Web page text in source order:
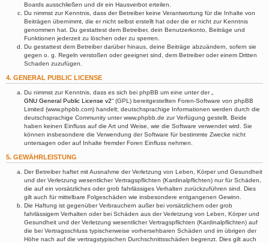
Boards ausschließen und dir ein Hausverbot erteilen.
Du nimmst zur Kenntnis, dass der Betreiber keine Verantwortung für die Inhalte von
Beiträgen übernimmt, die er nicht selbst erstellt hat oder die er nicht zur Kenntnis
genommen hat. Du gestattest dem Betreiber, dein Benutzerkonto, Beiträge und
Funktionen jederzeit zu löschen oder zu sperren.
Du gestattest dem Betreiber darüber hinaus, deine Beiträge abzuändern, sofern sie
gegen o. g. Regeln verstoßen oder geeignet sind, dem Betreiber oder einem Dritten
Schaden zuzufügen.
4. GENERAL PUBLIC LICENSE
Du nimmst zur Kenntnis, dass es sich bei phpBB um eine unter der „
GNU General Public License v2“ (GPL) bereitgestellten Foren-Software von phpBB
Limited (www.phpbb.com) handelt; deutschsprachige Informationen werden durch die
deutschsprachige Community unter www.phpbb.de zur Verfügung gestellt. Beide
haben keinen Einfluss auf die Art und Weise, wie die Software verwendet wird. Sie
können insbesondere die Verwendung der Software für bestimmte Zwecke nicht
untersagen oder auf Inhalte fremder Foren Einfluss nehmen.
5. GEWÄHRLEISTUNG
Der Betreiber haftet mit Ausnahme der Verletzung von Leben, Körper und Gesundheit
und der Verletzung wesentlicher Vertragspflichten (Kardinalpflichten) nur für Schäden,
die auf ein vorsätzliches oder grob fahrlässiges Verhalten zurückzuführen sind. Dies
gilt auch für mittelbare Folgeschäden wie insbesondere entgangenen Gewinn.
Die Haftung ist gegenüber Verbrauchern außer bei vorsätzlichem oder grob
fahrlässigem Verhalten oder bei Schäden aus der Verletzung von Leben, Körper und
Gesundheit und der Verletzung wesentlicher Vertragspflichten (Kardinalpflichten) auf
die bei Vertragsschluss typischerweise vorhersehbaren Schäden und im übrigen der
Höhe nach auf die vertragstypischen Durchschnittsschäden begrenzt. Dies gilt auch